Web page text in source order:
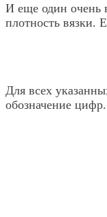
И еще один
плотность вязки.
Для всех
обозначение цифр.